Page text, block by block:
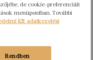
de cookie-preferenciáit
menüpontban. További
Kft. adatkezelési
Rendben